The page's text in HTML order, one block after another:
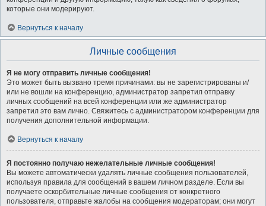
которые они модерируют.
Вернуться к началу
Личные сообщения
Я не могу отправить личные сообщения!
Это может быть вызвано тремя причинами: вы не зарегистрированы и/
или не вошли на конференцию, администратор запретил отправку
личных сообщений на всей конференции или же администратор
запретил это вам лично. Свяжитесь с администратором конференции для
получения дополнительной информации.
Вернуться к началу
Я постоянно получаю нежелательные личные сообщения!
Вы можете автоматически удалять личные сообщения пользователей,
используя правила для сообщений в вашем личном разделе. Если вы
получаете оскорбительные личные сообщения от конкретного
пользователя, отправьте жалобы на сообщения модераторам; они могут